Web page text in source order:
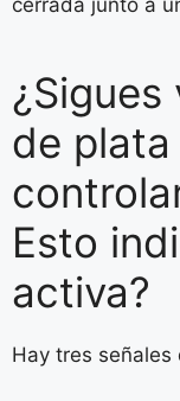
cerrada junto a
de
Esto
activa?
Hay tres